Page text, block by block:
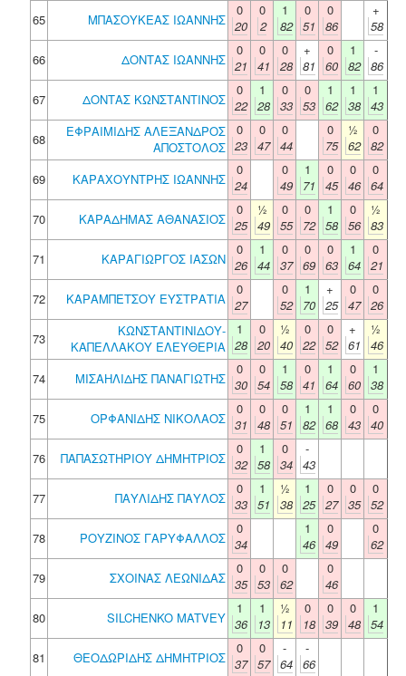
65
ΜΠΑΣΟΥΚΕΑΣ ΙΩΑΝΝΗΣ
0
20
0
2
1
82
0
51
0
86
+
58
66
ΔΟΝΤΑΣ ΙΩΑΝΝΗΣ
0
21
0
41
0
28
+
81
0
60
1
82
-
86
67
ΔΟΝΤΑΣ ΚΩΝΣΤΑΝΤΙΝΟΣ
0
22
1
28
0
33
0
53
1
62
1
38
1
43
68
ΕΦΡΑΙΜΙΔΗΣ ΑΛΕΞΑΝΔΡΟΣ
ΑΠΟΣΤΟΛΟΣ
0
23
0
47
0
44
0
75
½
62
0
82
69
ΚΑΡΑΧΟΥΝΤΡΗΣ ΙΩΑΝΝΗΣ
0
24
0
49
1
71
0
45
0
46
0
64
70
ΚΑΡΑΔΗΜΑΣ ΑΘΑΝΑΣΙΟΣ
0
25
½
49
0
55
0
72
1
58
0
56
½
83
71
ΚΑΡΑΓΙΩΡΓΟΣ ΙΑΣΩΝ
0
26
1
44
0
37
0
69
0
63
1
64
0
21
72
ΚΑΡΑΜΠΕΤΣΟΥ ΕΥΣΤΡΑΤΙΑ
0
27
0
52
1
70
+
25
0
47
0
26
73
ΚΩΝΣΤΑΝΤΙΝΙΔΟΥ-
ΚΑΠΕΛΛΑΚΟΥ ΕΛΕΥΘΕΡΙΑ
1
28
0
20
½
40
0
22
0
52
+
61
½
46
74
ΜΙΣΑΗΛΙΔΗΣ ΠΑΝΑΓΙΩΤΗΣ
0
30
0
54
1
58
0
41
1
64
0
60
1
38
75
ΟΡΦΑΝΙΔΗΣ ΝΙΚΟΛΑΟΣ
0
31
0
48
0
51
1
82
1
68
0
43
0
40
76
ΠΑΠΑΣΩΤΗΡΙΟΥ ΔΗΜΗΤΡΙΟΣ
0
32
1
58
0
34
-
43
77
ΠΑΥΛΙΔΗΣ ΠΑΥΛΟΣ
0
33
1
51
½
38
1
25
0
27
0
35
0
52
78
ΡΟΥΖΙΝΟΣ ΓΑΡΥΦΑΛΛΟΣ
0
34
1
46
0
49
0
62
79
ΣΧΟΙΝΑΣ ΛΕΩΝΙΔΑΣ
0
35
0
53
0
62
0
46
80
SILCHENKO MATVEY
1
36
1
13
½
11
0
18
0
39
0
48
1
54
81
ΘΕΟΔΩΡΙΔΗΣ ΔΗΜΗΤΡΙΟΣ
0
37
0
57
-
64
-
66